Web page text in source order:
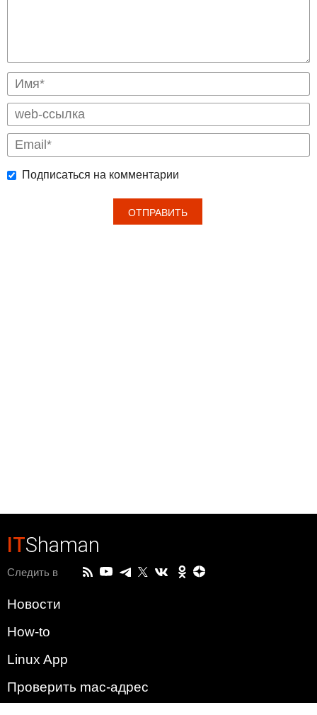
Подписаться на комментарии
ITShaman
Следить в
Новости
How-to
Linux App
Проверить mac-адрес